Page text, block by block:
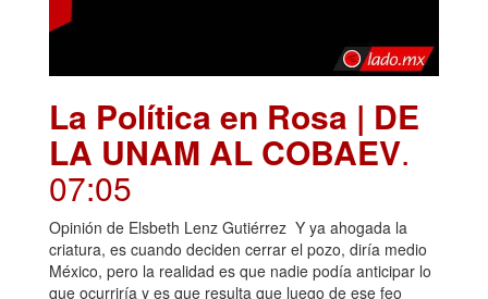
La Política en Rosa | DE
LA UNAM AL COBAEV.
07:05
Opinión de Elsbeth Lenz Gutiérrez Y ya ahogada la
criatura, es cuando deciden cerrar el pozo, diría medio
México, pero la realidad es que nadie podía anticipar lo
que ocurriría y es que resulta que luego de ese feo